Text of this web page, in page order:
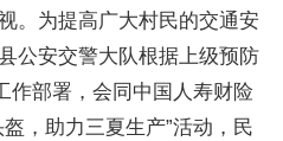
。为提高广大村民的交通安
公安交警大队根据上级预防
作部署，会同中国人寿财险
，助力三夏生产”活动，民